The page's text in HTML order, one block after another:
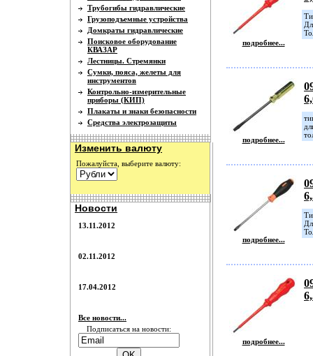
Трубогибы гидравлические
Грузоподъемные устройства
Домкраты гидравлические
Поисковое оборудование
КВАЗАР
Лестницы. Стремянки
Сумки, пояса, желеты для
инструментов
Контрольно-измерительные
приборы (КИП)
Плакаты и знаки безопасности
Средства электрозащиты
Изменить валюту
Пожалуйста, выберите валюту:
Новости
13.11.2012
02.11.2012
17.04.2012
Все новости...
Подписаться на новости:
подробнее...
подробнее...
подробнее...
подробнее...